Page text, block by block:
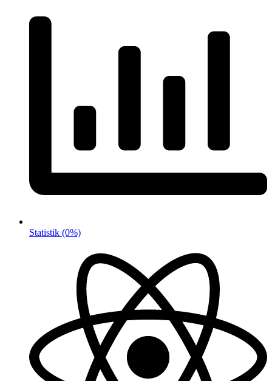
Statistik (0%)